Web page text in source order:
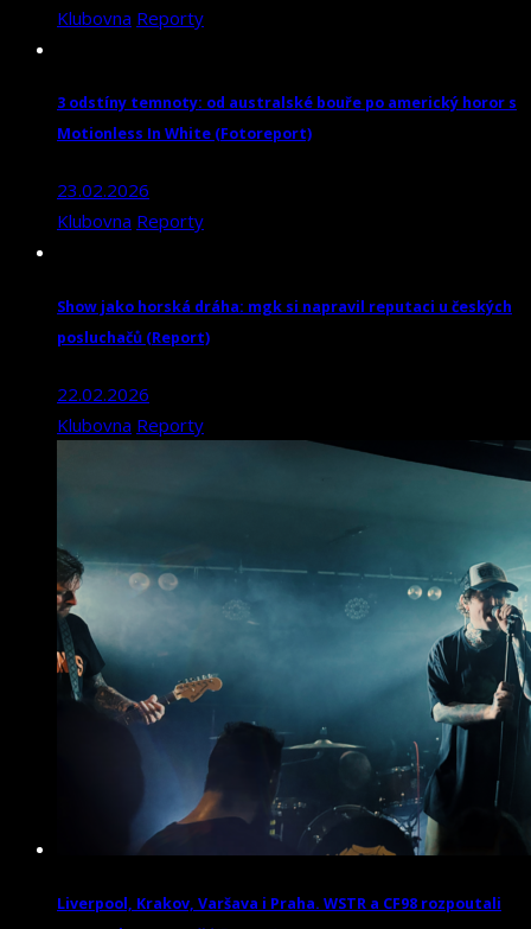
Klubovna Reporty
3 odstíny temnoty: od australské bouře po americký horor s
Motionless In White (Fotoreport)
23.02.2026
Klubovna Reporty
Show jako horská dráha: mgk si napravil reputaci u českých
posluchačů (Report)
22.02.2026
Klubovna Reporty
Liverpool, Krakov, Varšava i Praha. WSTR a CF98 rozpoutali